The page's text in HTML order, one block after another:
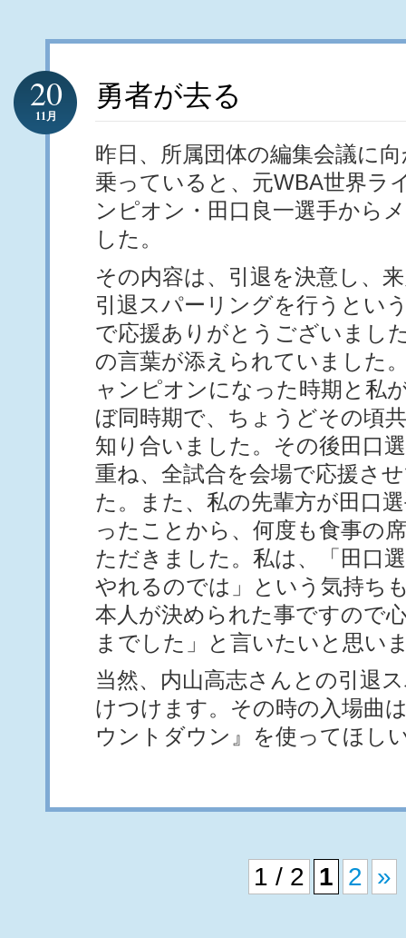
勇者が去る
20
11月
昨日、所属団体の編集会議に
乗っていると、元WBA世界ラ
ンピオン・田口良一選手から
した。
その内容は、引退を決意し、
引退スパーリングを行うとい
で応援ありがとうございまし
の言葉が添えられていました
ャンピオンになった時期と私
ぼ同時期で、ちょうどその頃
知り合いました。その後田口
重ね、全試合を会場で応援さ
た。また、私の先輩方が田口
ったことから、何度も食事の
ただきました。私は、「田口
やれるのでは」という気持ち
本人が決められた事ですので
までした」と言いたいと思い
当然、内山高志さんとの引退
けつけます。その時の入場曲
ウントダウン』を使ってほし
1 / 2 1 2 »